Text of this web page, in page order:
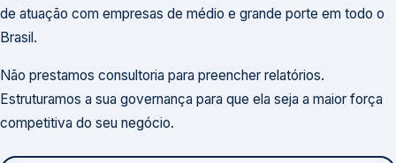
de atuação com empresas de médio e grande porte em todo o
Brasil.
Não prestamos consultoria para preencher relatórios.
Estruturamos a sua governança para que ela seja a maior força
competitiva do seu negócio.